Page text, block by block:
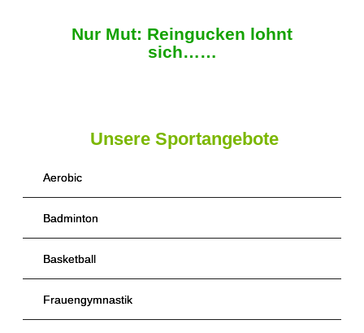
Nur Mut: Reingucken lohnt
sich……
Unsere Sportangebote
Aerobic
Badminton
Basketball
Frauengymnastik